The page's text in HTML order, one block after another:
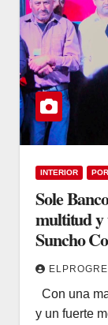
INTERIOR
Sole
multitud y
Suncho
Con una
y un fuerte